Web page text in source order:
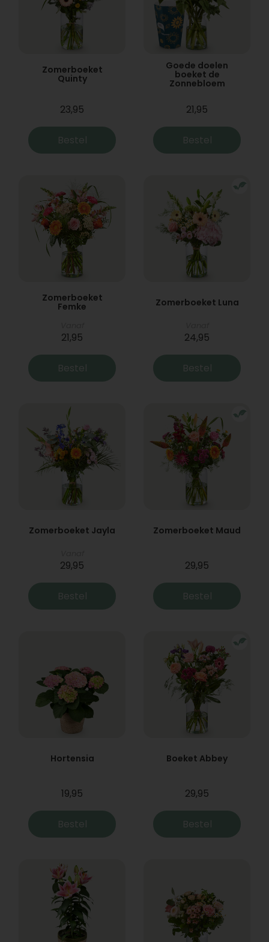
Zomerboeket
Quinty
23,95
Bestel
Goede doelen
boeket de
Zonnebloem
21,95
Bestel
Zomerboeket
Femke
21,95
Bestel
Zomerboeket Luna
24,95
Bestel
Zomerboeket Jayla
29,95
Bestel
Zomerboeket Maud
29,95
Bestel
Hortensia
19,95
Bestel
Boeket Abbey
29,95
Bestel